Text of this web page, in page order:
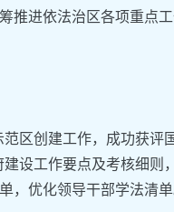
推进依法治区各项重点
区创建工作，成功获评
设工作要点及考核细则
，优化领导干部学法清